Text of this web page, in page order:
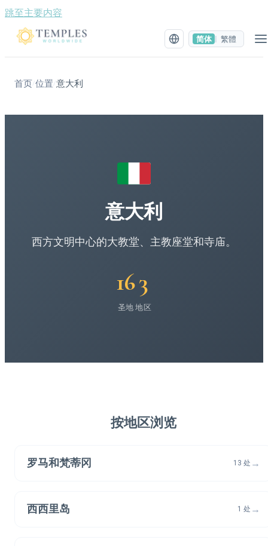
跳至主要内容
简体 繁體
首页/位置 /意大利
意大利
西方文明中心的大教堂、主教座堂和寺庙。
16
圣地
3
地区
按地区浏览
罗马和梵蒂冈 13 处 →
西西里岛 1 处 →